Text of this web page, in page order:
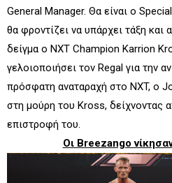
General Manager. Θα είναι ο
θα φροντίζει να υπάρχει τάξη
δείγμα ο NXT Champion Karrion
γελοιοποιήσει τον Regal για την
πρόσφατη αναταραχή στο NXT, ο
στη μούρη του Kross, δείχνοντας
επιστροφή του.
Οι Breezango